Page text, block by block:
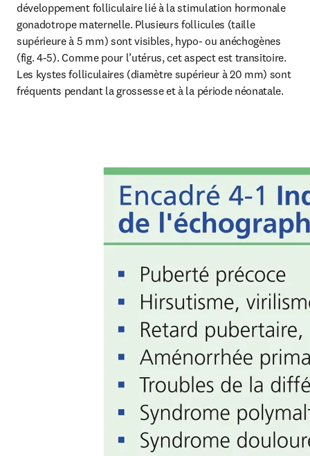
développement folliculaire lié à la stimulation hormonale
gonadotrope maternelle. Plusieurs follicules (taille
supérieure à 5 mm) sont visibles, hypo- ou anéchogènes
(fig. 4-5). Comme pour l’utérus, cet aspect est transitoire.
Les kystes folliculaires (diamètre supérieur à 20 mm) sont
fréquents pendant la grossesse et à la période néonatale.